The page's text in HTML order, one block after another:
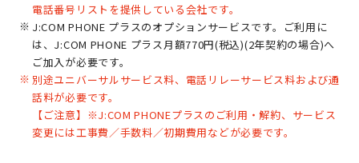
電話番号リストを提供している会社です。
J:COM PHONE プラスのオプションサービスです。ご利用に
は、J:COM PHONE プラス月額770円(税込)(2年契約の場合)へ
ご加入が必要です。
別途ユニバーサルサービス料、電話リレーサービス料および通
話料が必要です。
【ご注意】※J:COM PHONEプラスのご利用・解約、サービス
変更には工事費／手数料／初期費用などが必要です。